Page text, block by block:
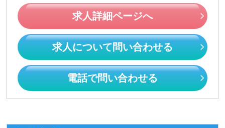
求人詳細ページへ
求人について問い合わせる
電話で問い合わせる